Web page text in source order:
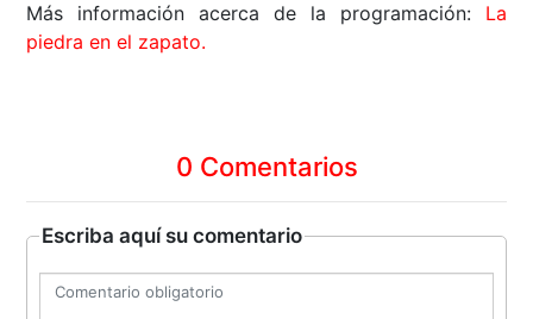
Más información acerca de la programación: La
piedra en el zapato.
0 Comentarios
Escriba aquí su comentario